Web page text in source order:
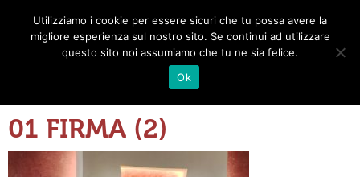
Toggle
01 FIRMA (2)
Utilizziamo i cookie per essere sicuri che tu possa avere la
migliore esperienza sul nostro sito. Se continui ad utilizzare
questo sito noi assumiamo che tu ne sia felice.
Ok